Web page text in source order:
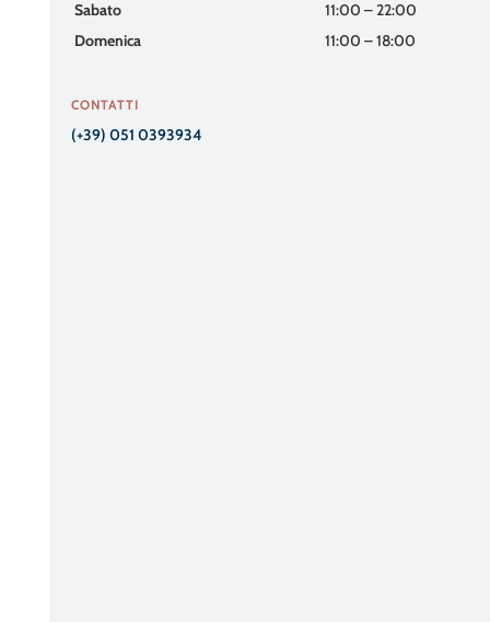
Sabato
11:00 – 22:00
Domenica
11:00 – 18:00
CONTATTI
(+39) 051 0393934